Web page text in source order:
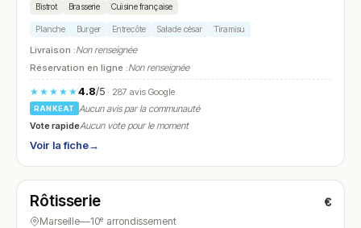
Bistrot Brasserie Cuisine française
Planche Burger Entrecôte Salade césar Tiramisu
Livraison :Non renseignée
Réservation en ligne :Non renseignée
★★★★★4.8/5· 287 avis Google
RANKEAT
Aucun avis par la communauté
Vote rapideAucun vote pour le moment
Voir la fiche→
N° 13
Rôtisserie €
Marseille—10ᵉ arrondissement